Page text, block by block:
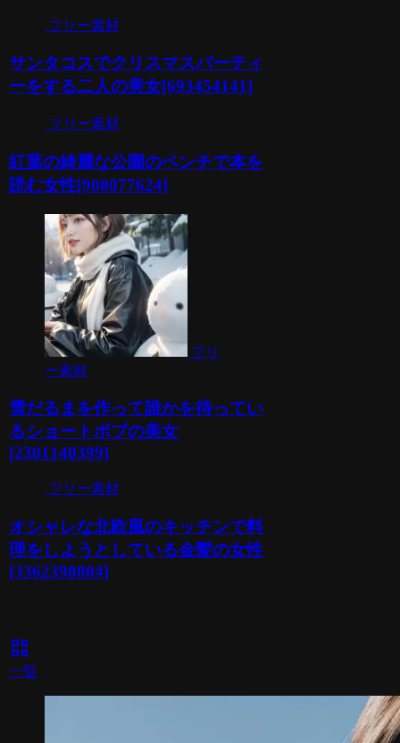
フリー素材
サンタコスでクリスマスパーティ
ーをする二人の美女[693454141]
フリー素材
紅葉の綺麗な公園のベンチで本を
読む女性[908077624]
フリ
ー素材
雪だるまを作って誰かを待ってい
るショートボブの美女
[2301140399]
フリー素材
オシャレな北欧風のキッチンで料
理をしようとしている金髪の女性
[3362398804]
view_cozy
一覧